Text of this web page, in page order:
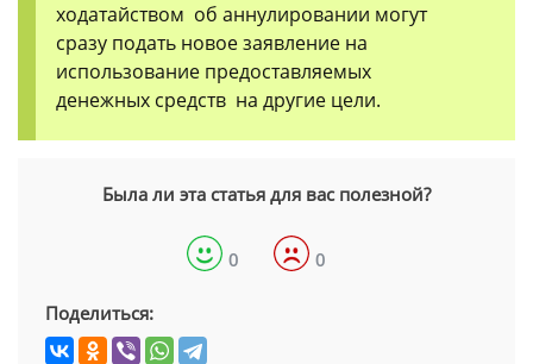
ходатайством об аннулировании могут
сразу подать новое заявление на
использование предоставляемых
денежных средств на другие цели.
Была ли эта статья для вас полезной?
0 0
Поделиться: